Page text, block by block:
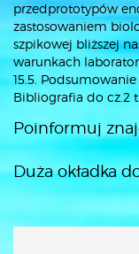
przedprototypów
zastosowaniem
szpikowej bliższej
warunkach
15.5. Podsumowanie
Bibliografia do cz.2
Poinformuj
Duża okładka